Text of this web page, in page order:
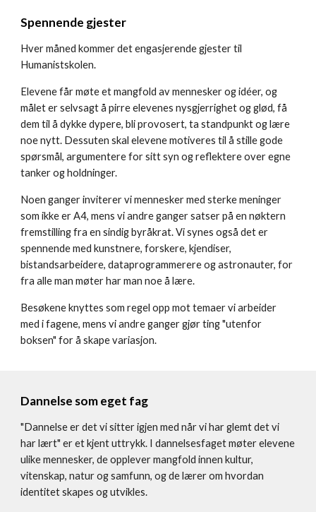
Spennende gjester
Hver måned kommer det engasjerendegjester til
Humanistskolen.
Elevene får møte et mangfold av mennesker og idéer, og
målet er selvsagt å pirre elevenes nysgjerrighet og glød, få
dem til å dykke dypere, bli provosert, ta standpunkt og lære
noe nytt. Dessuten skal elevene motiveres til å stille gode
spørsmål, argumentere for sitt syn og reflektere over egne
tanker og holdninger.
Noen ganger inviterer vi mennesker med sterke meninger
som ikke er A4, mens vi andre ganger satser på en nøktern
fremstilling fra en sindig byråkrat. Vi synes også det er
spennende med kunstnere, forskere, kjendiser,
bistandsarbeidere, dataprogrammerere og astronauter, for
fra alle man møter har man noe å lære.
Besøkene knyttes som regel opp mot temaer vi arbeider
med i fagene, mens vi andre ganger gjør ting "utenfor
boksen" for å skape variasjon.
Dannelse som eget fag
"Dannelse er det vi sitter igjen med når vi har glemt det vi
har lært" er et kjent uttrykk. I dannelsesfaget møter elevene
ulike mennesker, de opplever mangfold innen kultur,
vitenskap, natur og samfunn, og de lærer om hvordan
identitet skapes og utvikles.